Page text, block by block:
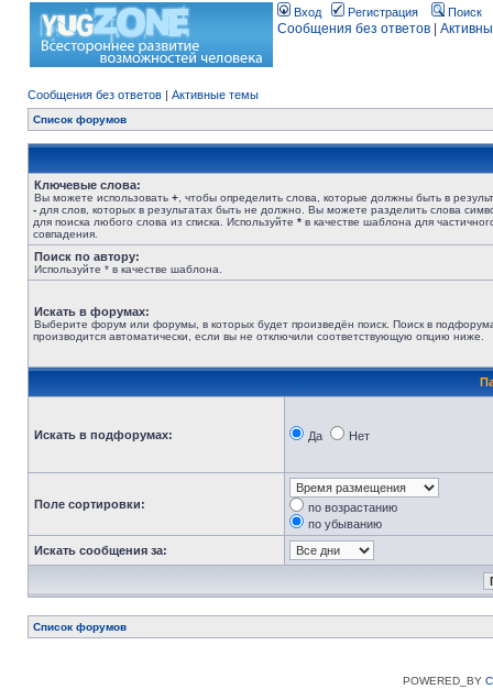
Вход Регистрация Поиск
Сообщения без ответов
Сообщения без ответов | Активные темы
Список форумов
Ключевые слова:
Вы можете использовать + , чтобы определить слова, которые должны быть в
- для слов, которых в результатах быть не должно. Вы можете разделить слова
для поиска любого слова из списка. Используйте * в качестве шаблона для
совпадения.
Поиск по автору:
Используйте * в качестве шаблона.
Искать в форумах:
Выберите форум или форумы, в которых будет произведён поиск. Поиск в
производится автоматически, если вы не отключили соответствующую опцию ниже.
Искать в подфорумах: Да Нет
Поле сортировки:
по возрастанию
по убыванию
Искать сообщения за:
Список форумов
POWERED_BY